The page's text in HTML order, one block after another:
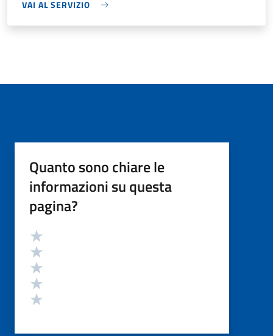
VAI AL SERVIZIO
Quanto sono chiare le
informazioni su questa
pagina?
Valutazione